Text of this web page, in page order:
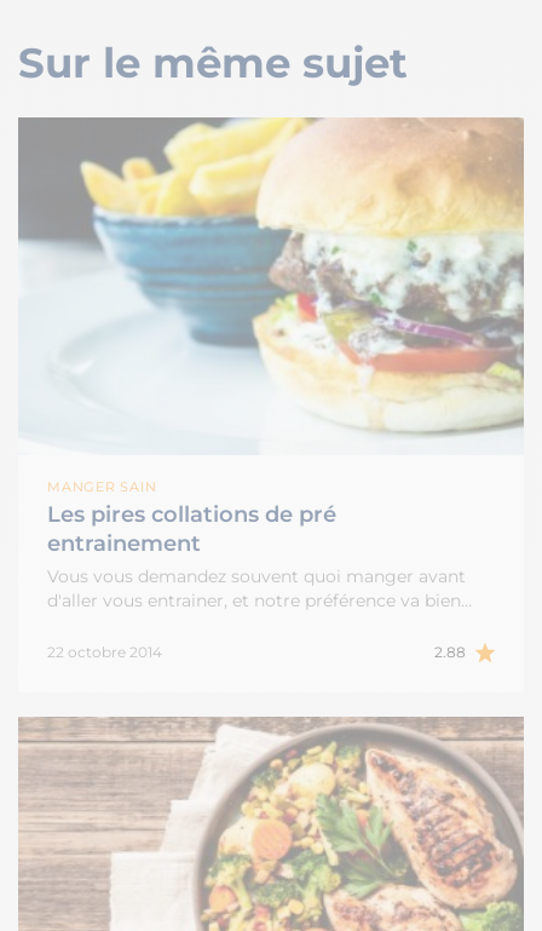
Sur le même sujet
MANGER SAIN
Les pires collations de pré
entrainement
Vous vous demandez souvent quoi manger avant
d'aller vous entrainer, et notre préférence va bien…
22 octobre 2014 2.88